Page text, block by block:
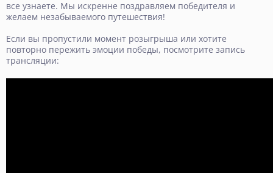
все узнаете. Мы искренне поздравляем победителя и
желаем незабываемого путешествия!
Если вы пропустили момент розыгрыша или хотите
повторно пережить эмоции победы, посмотрите запись
трансляции: